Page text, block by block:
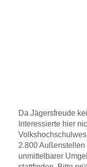
Da Jägersfreude
Interessierte hier
2.800
unmittelbarer